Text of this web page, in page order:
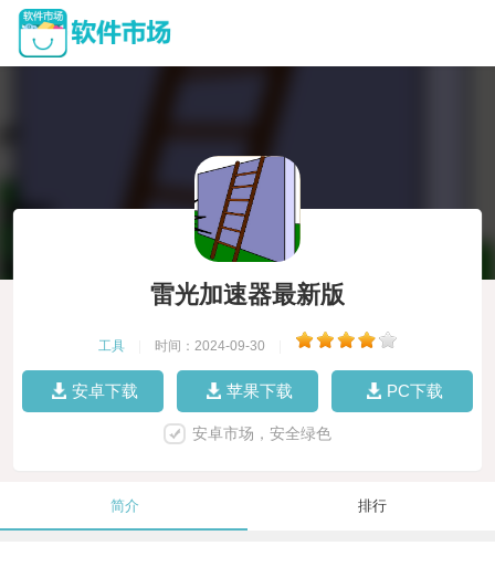
雷光加速器最新版
工具 时间：2024-09-30
安卓下载 苹果下载 PC下载
安卓市场，安全绿色
简介 排行